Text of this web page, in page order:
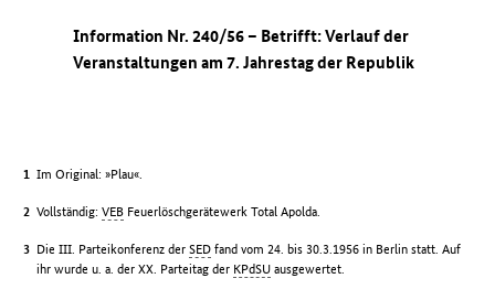
Information Nr. 240/56 – Betrifft: Verlauf der
Veranstaltungen am 7. Jahrestag der Republik
Im Original: »Plau«.
Vollständig:VEB Feuerlöschgerätewerk Total Apolda.
Die III. Parteikonferenz derSED fand vom 24. bis 30.3.1956 in Berlin statt. Auf
ihr wurde u. a. der XX. Parteitag der KPdSU ausgewertet.